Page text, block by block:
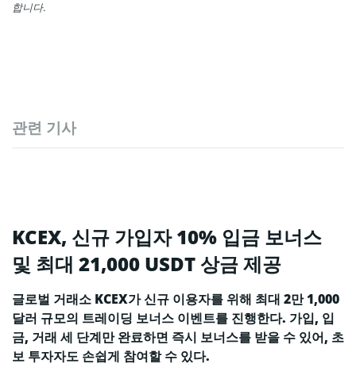
합니다.
관련 기사
KCEX, 신규 가입자 10% 입금 보너스
및 최대 21,000 USDT 상금 제공
글로벌 거래소 KCEX가 신규 이용자를 위해 최대 2만 1,000
달러 규모의 트레이딩 보너스 이벤트를 진행한다. 가입, 입
금, 거래 세 단계만 완료하면 즉시 보너스를 받을 수 있어, 초
보 투자자도 손쉽게 참여할 수 있다.